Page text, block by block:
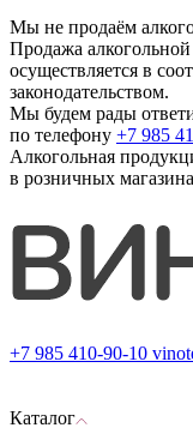
Мы не продаём
Продажа
осуществляется в
законодательством.
Мы будем рады
по телефону +7 985
Алкогольная
в розничных
+7 985 410-90-10
Каталог